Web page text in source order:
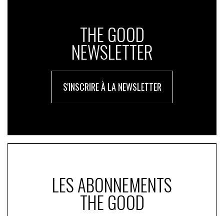
THE GOOD
NEWSLETTER
S'INSCRIRE À LA NEWSLETTER
LES ABONNEMENTS
THE GOOD